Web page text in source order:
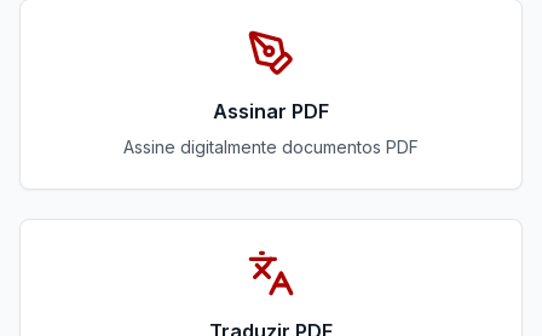
Assinar PDF
Assine digitalmente documentos PDF
Traduzir PDF